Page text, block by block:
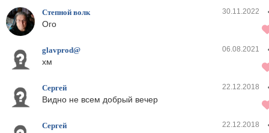
Степной волк 30.11.2022
Ого
glavprod@ 06.08.2021
хм
Сергей 22.12.2018
Видно не всем добрый вечер
Сергей 22.12.2018